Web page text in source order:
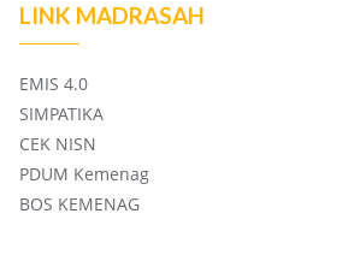
LINK MADRASAH
EMIS 4.0
SIMPATIKA
CEK NISN
PDUM Kemenag
BOS KEMENAG